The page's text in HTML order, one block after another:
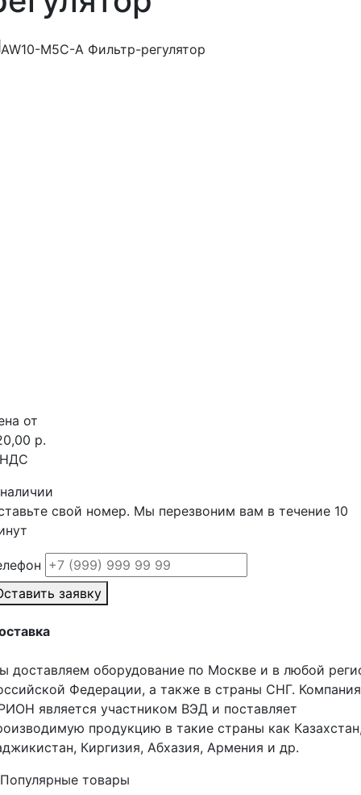
от
р.
свой номер. Мы перезвоним вам в течение 10
заявку
доставляем оборудование по Москве и в любой
Федерации, а также в страны СНГ. Компания
является участником ВЭД и поставляет
продукцию в такие страны как
Киргизия, Абхазия, Армения и др.
Популярные товары